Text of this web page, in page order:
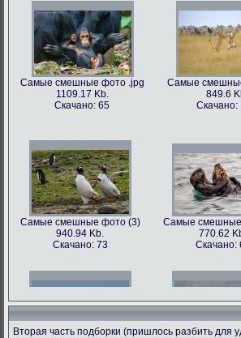
Самые смешные фото .jpg
1109.17 Kb.
Скачано: 65
Самые
849.6
Скачано:
Самые смешные фото (3)
940.94 Kb.
Скачано: 73
Самые
770.62
Скачано:
Вторая часть подборки (пришлось разбить для